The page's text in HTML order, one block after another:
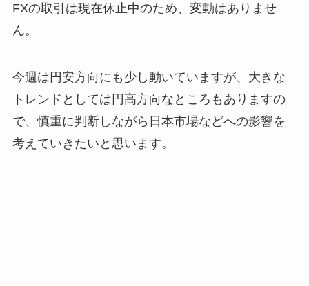
FXの取引は現在休止中のため、変動はありませ
ん。
今週は円安方向にも少し動いていますが、大きな
トレンドとしては円高方向なところもありますの
で、慎重に判断しながら日本市場などへの影響を
考えていきたいと思います。